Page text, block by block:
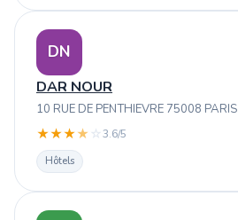
DN
DAR NOUR
10 RUE DE PENTHIEVRE 75008 PARIS
★★★★ ☆3.6/5
Hôtels